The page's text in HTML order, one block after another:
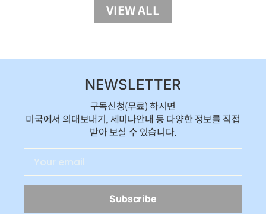
VIEW ALL
NEWSLETTER
구독신청(무료) 하시면
미국에서 의대보내기, 세미나안내 등 다양한 정보를 직접
받아 보실 수 있습니다.
Subscribe